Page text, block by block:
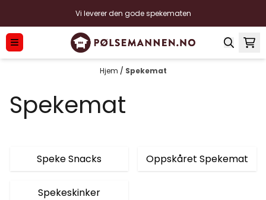
Vi leverer den gode spekematen
Hjem / Spekemat
Spekemat
Speke Snacks Oppskåret Spekemat
Spekeskinker